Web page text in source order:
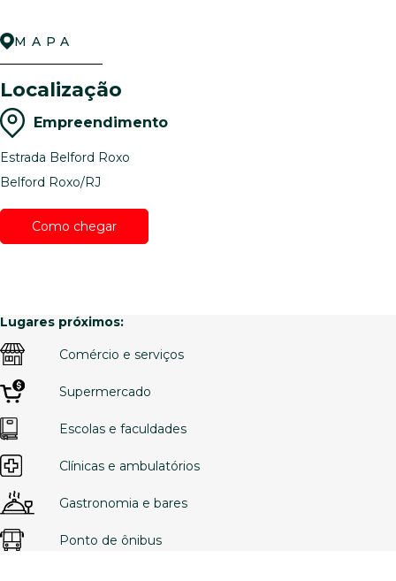
MAPA
Localização
Empreendimento
Estrada Belford Roxo
Belford Roxo/RJ
Como chegar
Lugares próximos:
Comércio e serviços
Supermercado
Escolas e faculdades
Clínicas e ambulatórios
Gastronomia e bares
Ponto de ônibus